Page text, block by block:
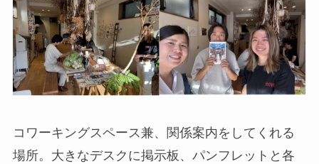
コワーキングスペース兼、関係案内をしてくれる
場所。大きなデスクに掲示板、パンフレットと各